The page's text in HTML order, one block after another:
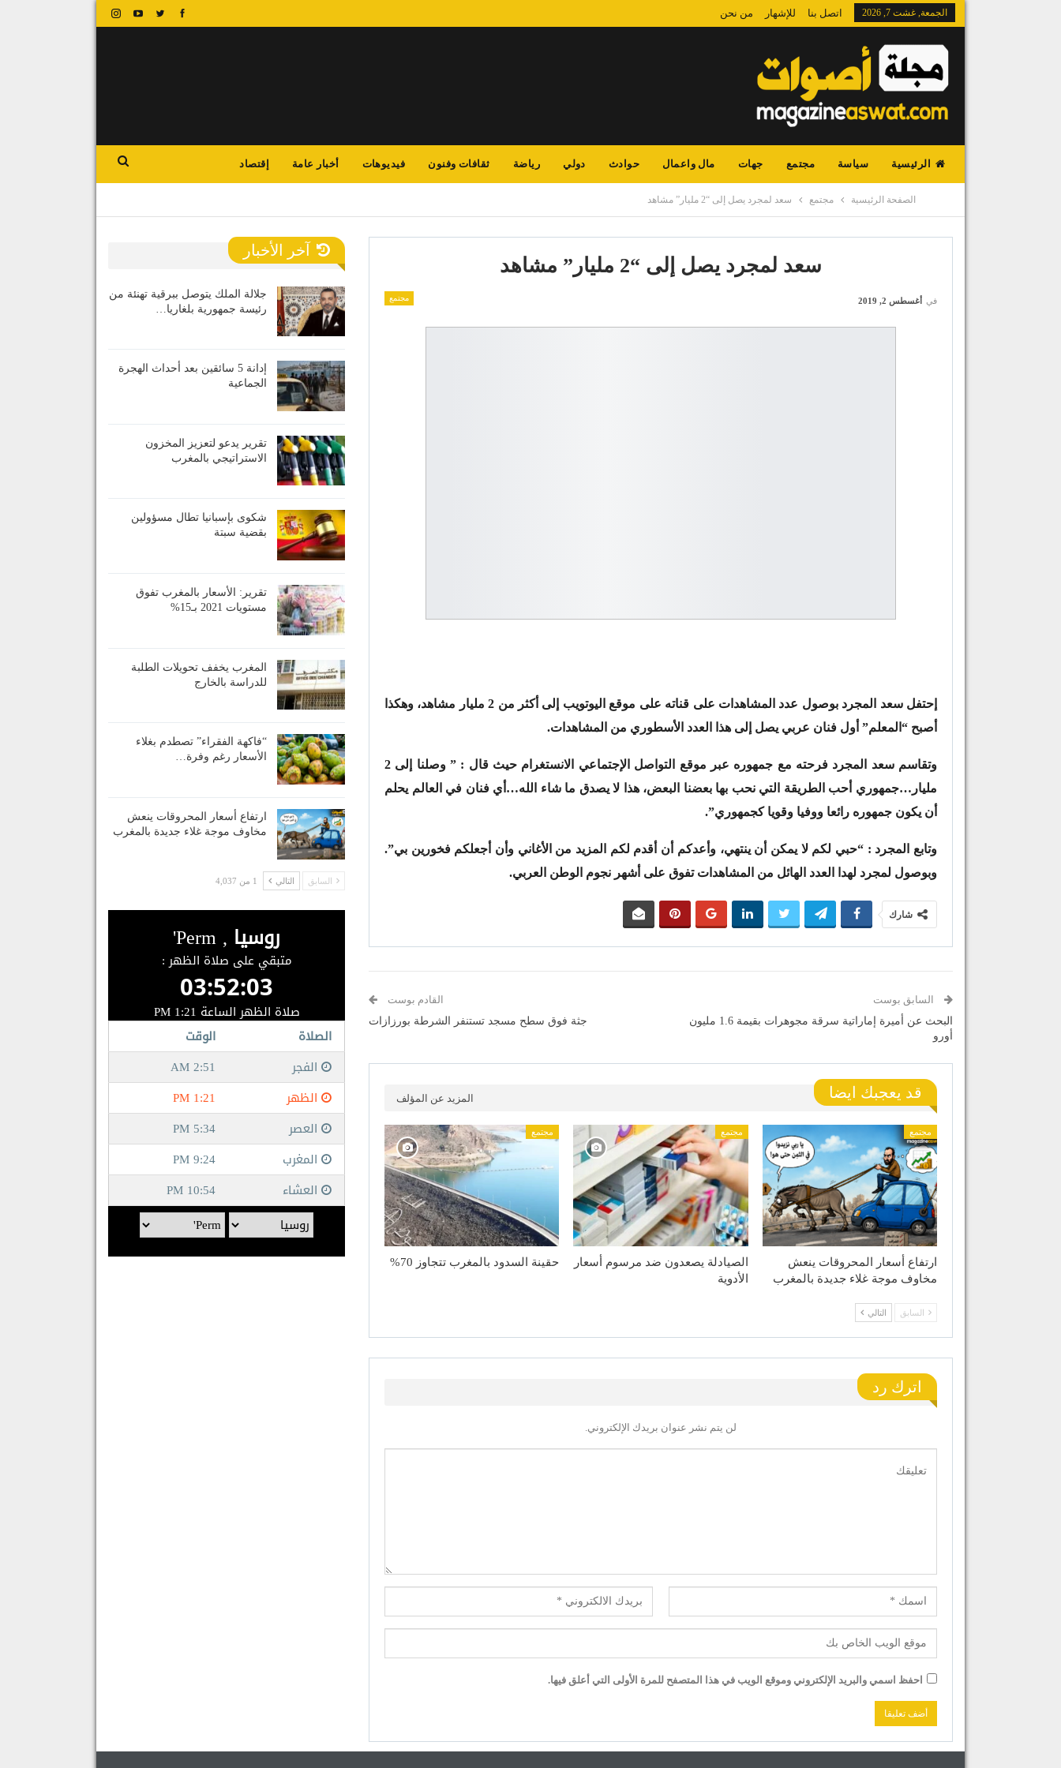
الجمعة, غشت 7, 2026 اتصل بنا للإشهار من نحن
الرئيسية سياسة مجتمع جهات مال واعمال حوادث دولي رياضة ثقافات وفنون فيديوهات أخبار عامة إقتصاد
الصفحة الرئيسية مجتمع سعد لمجرد يصل إلى “2 مليار” مشاهد
سعد لمجرد يصل إلى “2 مليار” مشاهد
مجتمع في أغسطس 2, 2019
إحتفل سعد المجرد بوصول عدد المشاهدات على قناته على موقع اليوتويب إلى أكثر من 2 مليار مشاهد، وهكذا
أصبح “المعلم” أول فنان عربي يصل إلى هذا العدد الأسطوري من المشاهدات.
وتقاسم سعد المجرد فرحته مع جمهوره عبر موقع التواصل الإجتماعي الانستغرام حيث قال : ” وصلنا إلى 2
مليار…جمهوري أحب الطريقة التي نحب بها بعضنا البعض، هذا لا يصدق ما شاء الله…أي فنان في العالم يحلم
أن يكون جمهوره رائعا ووفيا وقويا كجمهوري”.
وتابع المجرد : “حبي لكم لا يمكن أن ينتهي، وأعدكم أن أقدم لكم المزيد من الأغاني وأن أجعلكم فخورين بي”.
وبوصول لمجرد لهدا العدد الهائل من المشاهدات تفوق على أشهر نجوم الوطن العربي.
شارك
السابق بوست
البحث عن أميرة إماراتية سرقة مجوهرات بقيمة 1.6 مليون
أورو
القادم بوست
جثة فوق سطح مسجد تستنفر الشرطة بورزازات
قد يعجبك ايضا المزيد عن المؤلف
مجتمع
ارتفاع أسعار المحروقات ينعش
مخاوف موجة غلاء جديدة بالمغرب
مجتمع
الصيادلة يصعدون ضد مرسوم أسعار
الأدوية
مجتمع
حقينة السدود بالمغرب تتجاوز 70%
السابق التالي
اترك رد
لن يتم نشر عنوان بريدك الإلكتروني.
احفظ اسمي والبريد الإلكتروني وموقع الويب في هذا المتصفح للمرة الأولى التي أعلق فيها.
آخر الأخبار
جلالة الملك يتوصل ببرقية تهنئة من
رئيسة جمهورية بلغاريا…
إدانة 5 سائقين بعد أحداث الهجرة
الجماعية
تقرير يدعو لتعزيز المخزون
الاستراتيجي بالمغرب
شكوى بإسبانيا تطال مسؤولين
بقضية سبتة
تقرير: الأسعار بالمغرب تفوق
مستويات 2021 بـ15%
المغرب يخفف تحويلات الطلبة
للدراسة بالخارج
“فاكهة الفقراء” تصطدم بغلاء
الأسعار رغم وفرة…
ارتفاع أسعار المحروقات ينعش
مخاوف موجة غلاء جديدة بالمغرب
السابق التالي 1 من 4,037